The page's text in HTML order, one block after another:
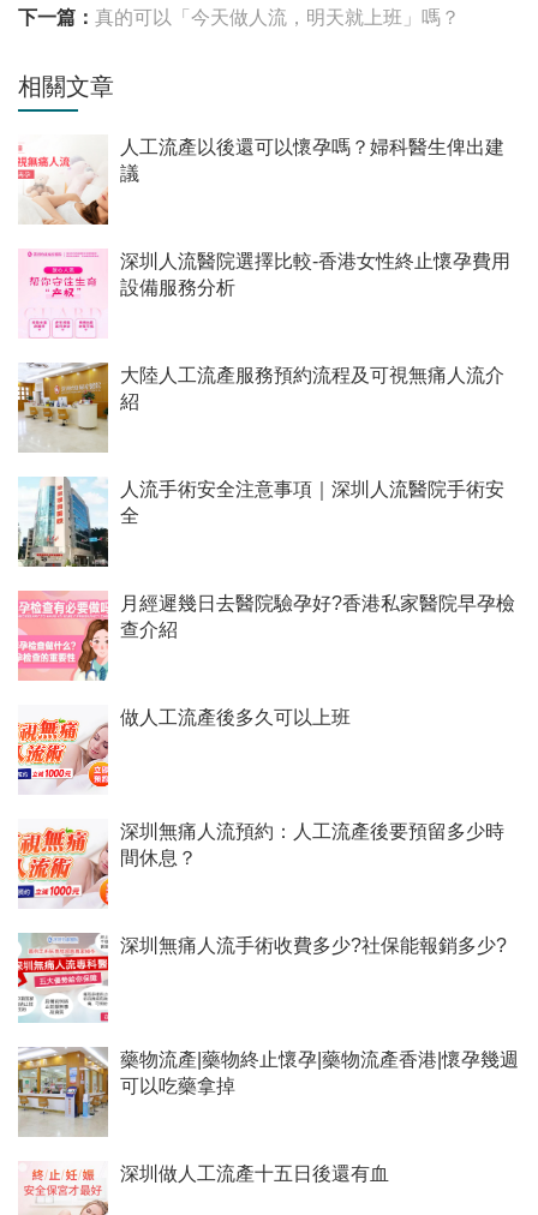
下一篇： 真的可以「今天做人流，明天就上班」嗎？
相關文章
人工流產以後還可以懷孕嗎？婦科醫生俾出建
議
深圳人流醫院選擇比較-香港女性終止懷孕費用
設備服務分析
大陸人工流產服務預約流程及可視無痛人流介
紹
人流手術安全注意事項｜深圳人流醫院手術安
全
月經遲幾日去醫院驗孕好?香港私家醫院早孕檢
查介紹
做人工流產後多久可以上班
深圳無痛人流預約：人工流產後要預留多少時
間休息？
深圳無痛人流手術收費多少?社保能報銷多少?
藥物流產|藥物終止懷孕|藥物流產香港|懷孕幾週
可以吃藥拿掉
深圳做人工流產十五日後還有血